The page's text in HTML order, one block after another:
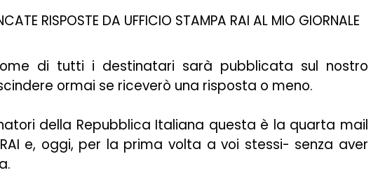
RISPOSTE DA UFFICIO STAMPA RAI AL MIO GIORNALE
di tutti i destinatari sarà pubblicata sul nostro
ormai se riceverò una risposta o meno.
della Repubblica Italiana questa è la quarta mail
e, oggi, per la prima volta a voi stessi- senza aver